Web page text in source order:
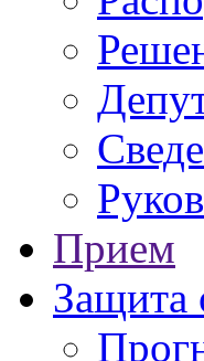
Прием
Защита